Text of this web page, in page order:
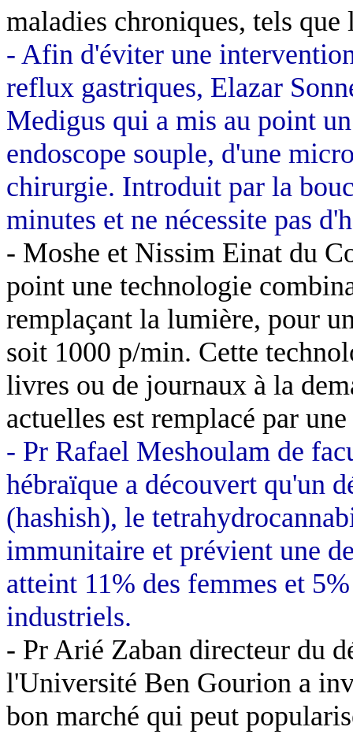
maladies chroniques, tels que
- Afin d'éviter une
reflux gastriques, Elazar
Medigus qui a mis au point
endoscope souple, d'une
chirurgie. Introduit par la
minutes et ne nécessite pas
- Moshe et Nissim Einat du
point une technologie
remplaçant la lumière, pour
soit 1000 p/min. Cette
livres ou de journaux à la
actuelles est remplacé par
- Pr Rafael Meshoulam de
hébraïque a découvert qu'un
(hashish), le
immunitaire et prévient une
atteint 11% des femmes et
industriels.
- Pr Arié Zaban directeur du
l'Université Ben Gourion a
bon marché qui peut